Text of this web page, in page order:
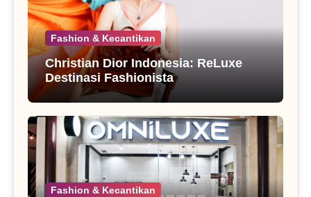
Fashion & Kecantikan
Christian Dior Indonesia: ReLuxe
Destinasi Fashionista
Fashion & Kecantikan